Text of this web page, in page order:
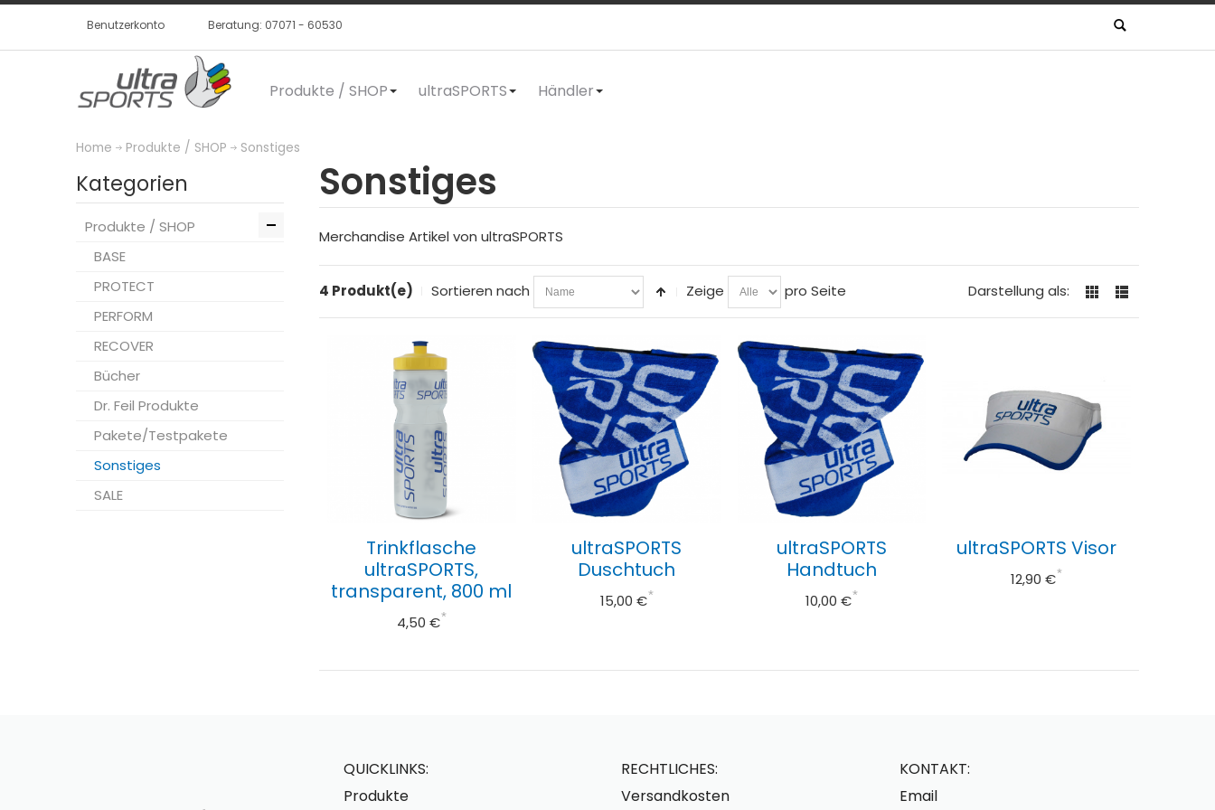
Benutzerkonto Beratung: 07071 - 60530
Produkte / SHOP ultraSPORTS Händler
Home Produkte / SHOP Sonstiges
Sonstiges
Merchandise Artikel von ultraSPORTS
4 Produkt(e) Sortieren nach Zeige pro Seite Darstellung als:
Trinkflasche
ultraSPORTS,
transparent, 800 ml
4,50 €*
ultraSPORTS
Duschtuch
15,00 €*
ultraSPORTS
Handtuch
10,00 €*
ultraSPORTS Visor
12,90 €*
Kategorien
Produkte / SHOP
BASE
PROTECT
PERFORM
RECOVER
Bücher
Dr. Feil Produkte
Pakete/Testpakete
Sonstiges
SALE
QUICKLINKS:
Produkte
RECHTLICHES:
Versandkosten
KONTAKT:
Email